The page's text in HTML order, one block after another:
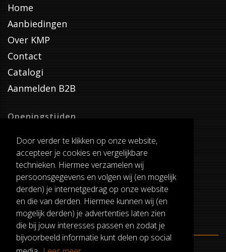
Door verder te klikken op onze website,
accepteer je cookies en vergelijkbare
technieken. Hiermee verzamelen wij
persoonsgegevens en volgen wij (en mogelijk
derden) je internetgedrag op onze website
en die van derden. Hiermee kunnen wij (en
mogelijk derden) je advertenties laten zien
die bij jouw interesses passen en zodat je
bijvoorbeeld informatie kunt delen op social
Home
Aanbiedingen
Over KMP
Contact
Catalogi
Aanmelden B2B
Openingstijden
Dinsdag T/M Zaterdag
van 8:00-17:00
Verzenddagen
Dinsdag T/M Vrijdag
Pauze
12:30-13:00